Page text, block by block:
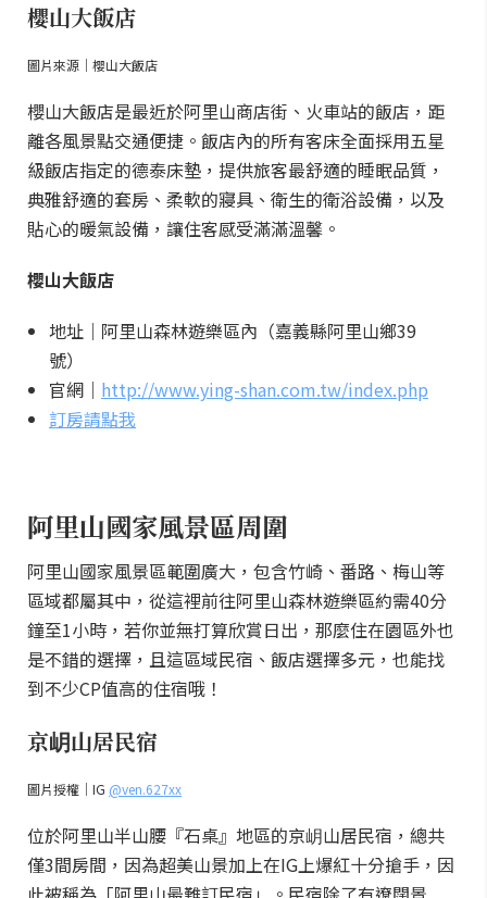
櫻山大飯店
圖片來源｜櫻山大飯店
櫻山大飯店是最近於阿里山商店街、火車站的飯店，距
離各風景點交通便捷。飯店內的所有客床全面採用五星
級飯店指定的德泰床墊，提供旅客最舒適的睡眠品質，
典雅舒適的套房、柔軟的寢具、衛生的衛浴設備，以及
貼心的暖氣設備，讓住客感受滿滿溫馨。
櫻山大飯店
地址｜阿里山森林遊樂區內（嘉義縣阿里山鄉39
號）
官網｜ http://www.ying-shan.com.tw/index.php
訂房請點我
阿里山國家風景區周圍
阿里山國家風景區範圍廣大，包含竹崎、番路、梅山等
區域都屬其中，從這裡前往阿里山森林遊樂區約需40分
鐘至1小時，若你並無打算欣賞日出，那麼住在園區外也
是不錯的選擇，且這區域民宿、飯店選擇多元，也能找
到不少CP值高的住宿哦！
京岄山居民宿
圖片授權｜IG @ven.627xx
位於阿里山半山腰『石桌』地區的京岄山居民宿，總共
僅3間房間，因為超美山景加上在IG上爆紅十分搶手，因